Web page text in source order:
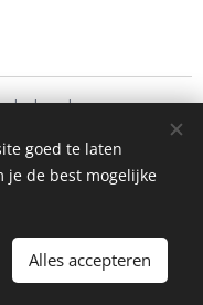
Bv
goed te laten
je de best mogelijke
Alles accepteren